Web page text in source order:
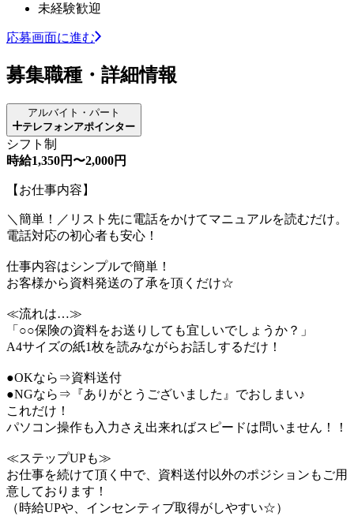
未経験歓迎
応募画面に進む
募集職種・詳細情報
アルバイト・パート
テレフォンアポインター
シフト制
時給1,350円〜2,000円
【お仕事内容】
＼簡単！／リスト先に電話をかけてマニュアルを読むだけ。
電話対応の初心者も安心！
仕事内容はシンプルで簡単！
お客様から資料発送の了承を頂くだけ☆
≪流れは…≫
「○○保険の資料をお送りしても宜しいでしょうか？」
A4サイズの紙1枚を読みながらお話しするだけ！
●OKなら⇒資料送付
●NGなら⇒『ありがとうございました』でおしまい♪
これだけ！
パソコン操作も入力さえ出来ればスピードは問いません！！
≪ステップUPも≫
お仕事を続けて頂く中で、資料送付以外のポジションもご用
意しております！
（時給UPや、インセンティブ取得がしやすい☆）